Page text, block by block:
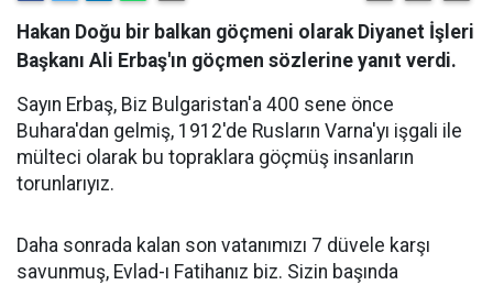
Hakan Doğu bir balkan göçmeni olarak Diyanet İşleri
Başkanı Ali Erbaş'ın göçmen sözlerine yanıt verdi.
Sayın Erbaş, Biz Bulgaristan'a 400 sene önce
Buhara'dan gelmiş, 1912'de Rusların Varna'yı işgali ile
mülteci olarak bu topraklara göçmüş insanların
torunlarıyız.
Daha sonrada kalan son vatanımızı 7 düvele karşı
savunmuş, Evlad-ı Fatihanız biz. Sizin başında